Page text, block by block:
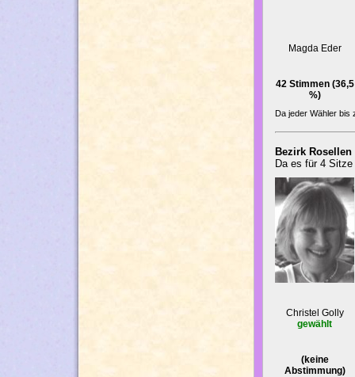
Magda Eder
42 Stimmen (36,5
%)
Da jeder Wähler bis
Bezirk Rosellen
Da es für 4
Christel Golly
gewählt
(keine
Abstimmung)